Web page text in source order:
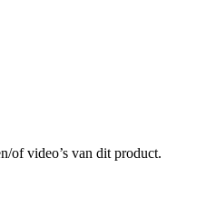
of video’s van dit product.